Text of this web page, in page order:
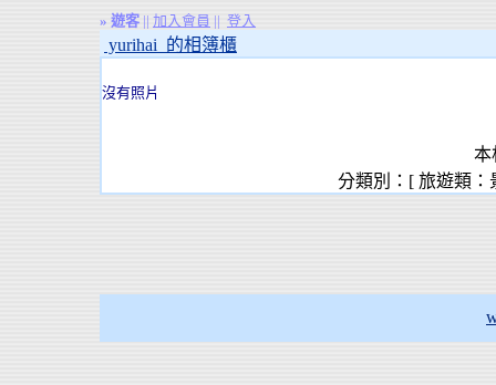
» 遊客 || 加入會員 || 登入
yurihai 的相簿櫃
沒有照片
本
分類別：[ 旅遊類：